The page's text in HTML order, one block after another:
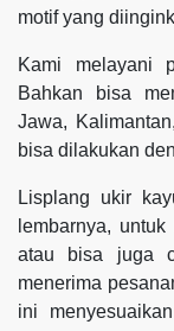
motif yang
Kami melayani
Bahkan bisa
Jawa,
bisa dilakukan
Lisplang ukir
lembarnya,
atau bisa juga
menerima
ini